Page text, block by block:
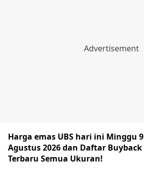
Harga emas UBS hari ini Minggu 9
Agustus 2026 dan Daftar Buyback
Terbaru Semua Ukuran!